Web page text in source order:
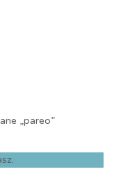
„pareo”